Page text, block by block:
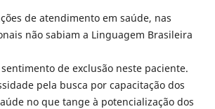
de atendimento em saúde, nas
não sabiam a Linguagem Brasileira
de exclusão neste paciente.
pela busca por capacitação dos
no que tange à potencialização dos